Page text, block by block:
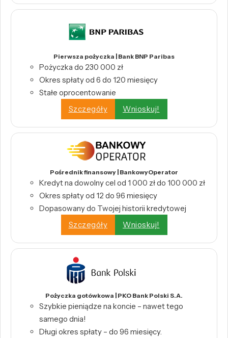
Pierwsza pożyczka | Bank BNP Paribas
Pożyczka do 230 000 zł
Okres spłaty od 6 do 120 miesięcy
Stałe oprocentowanie
Szczegóły
Wnioskuj!
Pośrednik finansowy | BankowyOperator
Kredyt na dowolny cel od 1 000 zł do 100 000 zł
Okres spłaty od 12 do 96 miesięcy
Dopasowany do Twojej historii kredytowej
Szczegóły
Wnioskuj!
Pożyczka gotówkowa | PKO Bank Polski S.A.
Szybkie pieniądze na koncie – nawet tego
samego dnia!
Długi okres spłaty – do 96 miesięcy.